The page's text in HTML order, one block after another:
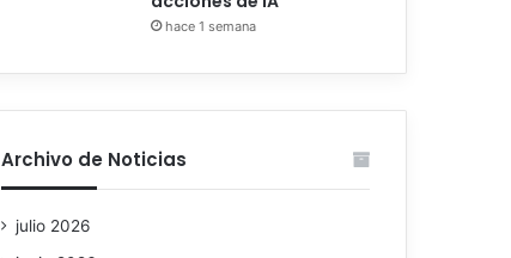
hace 1 semana
Archivo de Noticias
julio 2026